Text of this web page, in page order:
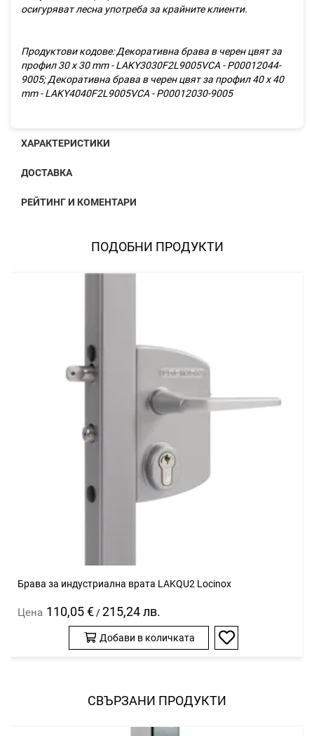
осигуряват лесна употреба за крайните клиенти.
Продуктови кодове:Декоративна брава в черен цвят за
профил 30 х 30 mm - LAKY3030F2L9005VCA - P00012044-
9005; Декоративна брава в черен цвят за профил 40 x 40
mm - LAKY4040F2L9005VCA - P00012030-9005
ХАРАКТЕРИСТИКИ
ДОСТАВКА
РЕЙТИНГ И КОМЕНТАРИ
ПОДОБНИ ПРОДУКТИ
Брава за индустриална врата LAKQU2 Locinox
Цена 110,05 € /215,24 лв.
Добави в количката
Добави
СВЪРЗАНИ ПРОДУКТИ